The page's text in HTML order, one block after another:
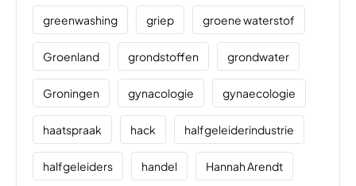
greenwashing griep groene waterstof
Groenland grondstoffen grondwater
Groningen gynacologie gynaecologie
haatspraak hack halfgeleiderindustrie
halfgeleiders handel Hannah Arendt